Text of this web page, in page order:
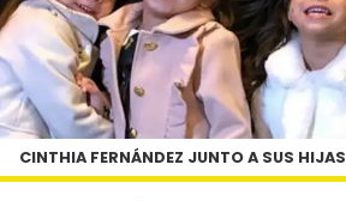
CINTHIA FERNÁNDEZ JUNTO A SUS HIJAS